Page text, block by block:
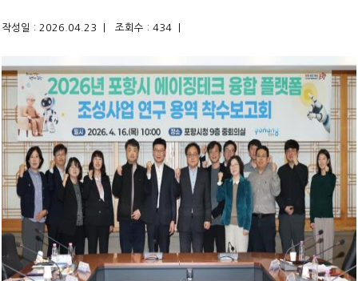
작성일 : 2026.04.23 | 조회수 : 434 |